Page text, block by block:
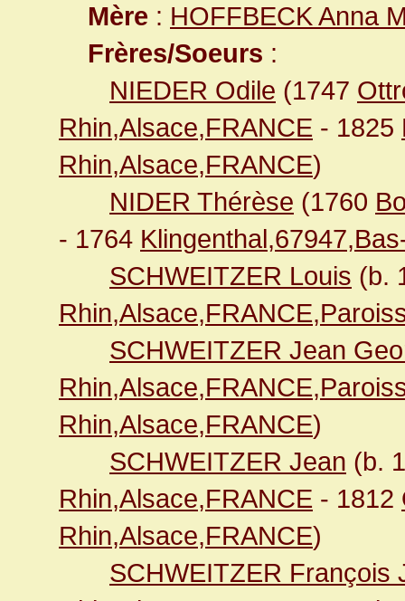
Mère : HOFFBECK Anna
Frères/Soeurs :
NIEDER Odile (1747
Rhin,Alsace,FRANCE - 1825
Rhin,Alsace,FRANCE)
NIDER Thérèse (1760
- 1764
SCHWEITZER Louis (b.
SCHWEITZER Jean
Rhin,Alsace,FRANCE)
SCHWEITZER Jean (b.
Rhin,Alsace,FRANCE - 1812
Rhin,Alsace,FRANCE)
SCHWEITZER François